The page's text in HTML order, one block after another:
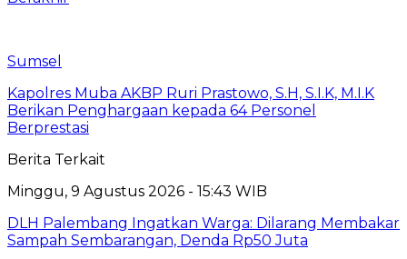
Sumsel
Kapolres Muba AKBP Ruri Prastowo, S.H, S.I.K, M.I.K
Berikan Penghargaan kepada 64 Personel
Berprestasi
Berita Terkait
Minggu, 9 Agustus 2026 - 15:43 WIB
DLH Palembang Ingatkan Warga: Dilarang Membakar
Sampah Sembarangan, Denda Rp50 Juta